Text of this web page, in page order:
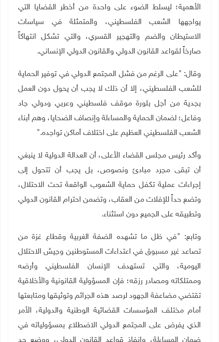
الأهمية؛ ليسلط الضوء على واحدة من أخطر القضايا التي
يواجهها الشعب الفلسطيني، والمتمثلة في سياسات
الاستيطان والضم والتهجير القسري، والتي تشكل انتهاكاً
صارخاً لقواعد القانون الدولي والقانون الدولي الإنساني.
وقال: "على الرغم من فشل المجتمع الدولي في توفير الحماية
للشعب الفلسطيني، إلا أن ذلك لا يجب أن يحول دون العمل
بجدية من أجل بلورة موقف فلسطيني وعربي ودولي جاد
وفاعل؛ لضمان الحماية والمساءلة وإنصاف الضحايا، وهم أبناء
الشعب الفلسطيني العظيم على اختلاف أماكن تواجده".
وأكد رئيس مجلس القضاء الأعلى، أن العدالة الدولية لا ينبغي
أن تبقى مجرد مبادئ ونصوص، بل يجب أن تتحول إلى
إجراءات عملية تكفل حماية الشعوب الواقعة تحت الاحتلال،
وتضع حداً للإفلات من العقاب، وتضمن احترام القانون الدولي
وتطبيقه على الجميع دون استثناء.
وتابع: "في ظل ما تشهده الضفة الغربية وقطاع غزة من
تصاعد غير مسبوق في اعتداءات المستوطنين وجيش الاحتلال
اليومية، والتي تستهدف الإنسان الفلسطيني وأرضه
وممتلكاته ومصادر رزقه؛ فإن المسؤولية القانونية والأخلاقية
تقتضي مضاعفة الجهود لرصد هذه الجرائم وتوثيقها ومتابعتها
أمام مختلف المؤسسات القضائية الوطنية والدولية، الأمر
الذي يفرض على المجتمع الدولي الاضطلاع بمسؤولياته في